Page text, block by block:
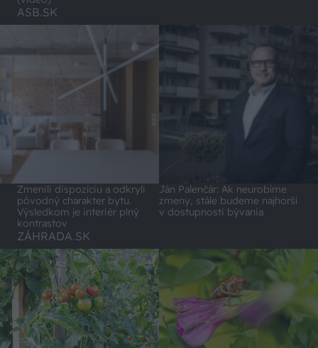
ASB.SK
Zmenili dispozíciu a odkryli
pôvodný charakter bytu.
Výsledkom je interiér plný
kontrastov
Ján Palenčár: Ak neurobíme
zmeny, stále budeme najhorší
v dostupnosti bývania
ZÁHRADA.SK